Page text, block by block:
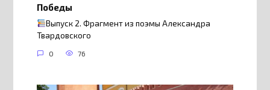
Победы
Выпуск 2. Фрагмент из поэмы Александра
Твардовского
0 76